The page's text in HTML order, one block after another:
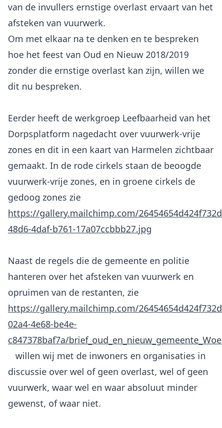
van de invullers ernstige overlast ervaart van het
afsteken van vuurwerk.
Om met elkaar na te denken en te bespreken
hoe het feest van Oud en Nieuw 2018/2019
zonder die ernstige overlast kan zijn, willen we
dit nu bespreken.
Eerder heeft de werkgroep Leefbaarheid van het
Dorpsplatform nagedacht over vuurwerk-vrije
zones en dit in een kaart van Harmelen zichtbaar
gemaakt. In de rode cirkels staan de beoogde
vuurwerk-vrije zones, en in groene cirkels de
https://gallery.mailchimp.com/
48d6-4daf-b761-17a07ccbbb27.jpg
Naast de regels die de gemeente en politie
hanteren over het afsteken van vuurwerk en
https://gallery.mailchimp.com/
02a4-4e68-be4e-
c847378baf7a/
willen wij met de inwoners en organisaties in
discussie over wel of geen overlast, wel of geen
vuurwerk, waar wel en waar absoluut minder
gewenst, of waar niet.